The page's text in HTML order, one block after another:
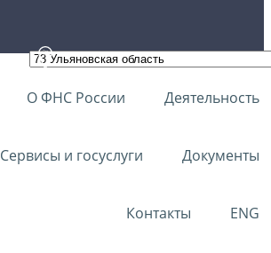
О ФНС России Деятельность
Сервисы и госуслуги Документы
Контакты ENG